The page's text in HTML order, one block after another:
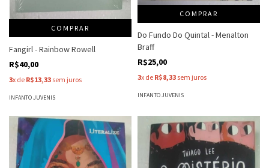
COMPRAR
Fangirl - Rainbow Rowell
R$40,00
3x de R$13,33 sem juros
INFANTO JUVENIS
COMPRAR
Do Fundo Do Quintal - Menalton
Braff
R$25,00
3x de R$8,33 sem juros
INFANTO JUVENIS